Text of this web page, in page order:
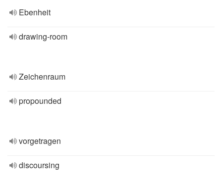
Ebenheit
drawing-room
Zeichenraum
propounded
vorgetragen
discoursing